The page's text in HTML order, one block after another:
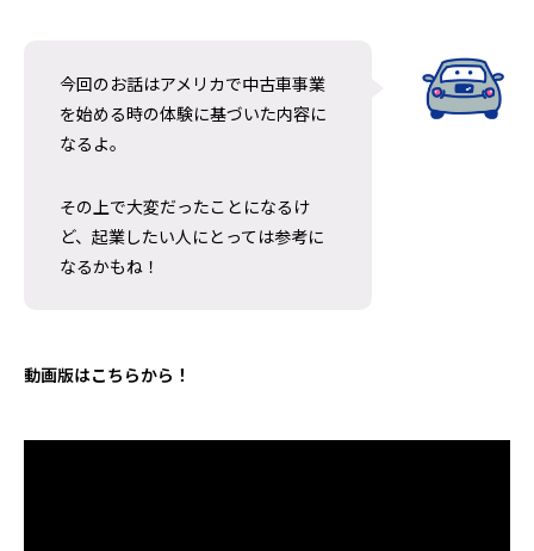
のか｜アラスカで見た日清食品の世界展
開のすごさ
2026.06.30
アラスカのオー
の雪山で食べた
ドルに感動した理
2026.06.20
今回のお話はアメリカで中古車事業
を始める時の体験に基づいた内容に
なるよ。
その上で大変だったことになるけ
ど、起業したい人にとっては参考に
なるかもね！
動画版はこちらから！